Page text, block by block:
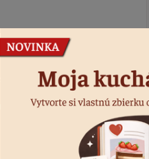
fóliový modrý č. 9
Kód: 4499